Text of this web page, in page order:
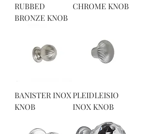
RUBBED
BRONZE KNOB
CHROME KNOB
BANISTER INOX
KNOB
PLEIDLEISIO
INOX KNOB